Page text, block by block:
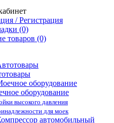
/ Регистрация
(0)
товаров (0)
оборудование
высокого давления
для моек